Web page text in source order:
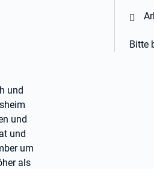
und
und
und
um
als
Bitte